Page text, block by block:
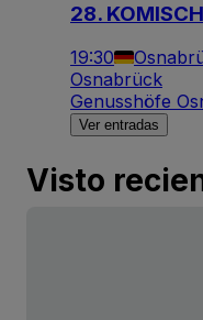
28.
19:30
Osnabrück
Genusshöfe
Ver entradas
Visto